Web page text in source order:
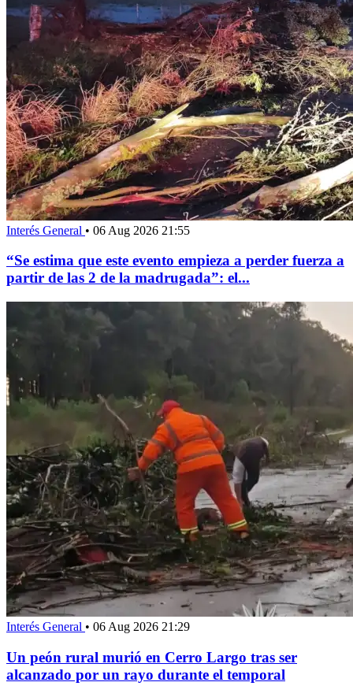
Interés General • 06 Aug 2026 21:55
“Se estima que este evento empieza a perder fuerza a
partir de las 2 de la madrugada”: el...
Interés General • 06 Aug 2026 21:29
Un peón rural murió en Cerro Largo tras ser
alcanzado por un rayo durante el temporal